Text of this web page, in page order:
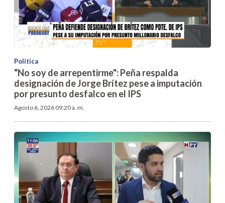
Política
“No soy de arrepentirme": Peña respalda
designación de Jorge Brítez pese a imputación
por presunto desfalco en el IPS
Agosto 6, 2026 09:20 a. m.